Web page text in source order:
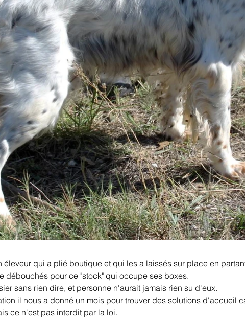
éleveur qui a plié boutique et qui les a laissés sur place en
débouchés pour ce "stock" qui occupe ses boxes.
sans rien dire, et personne n'aurait jamais rien su d'eux.
il nous a donné un mois pour trouver des solutions d'accueil
ce n'est pas interdit par la loi.